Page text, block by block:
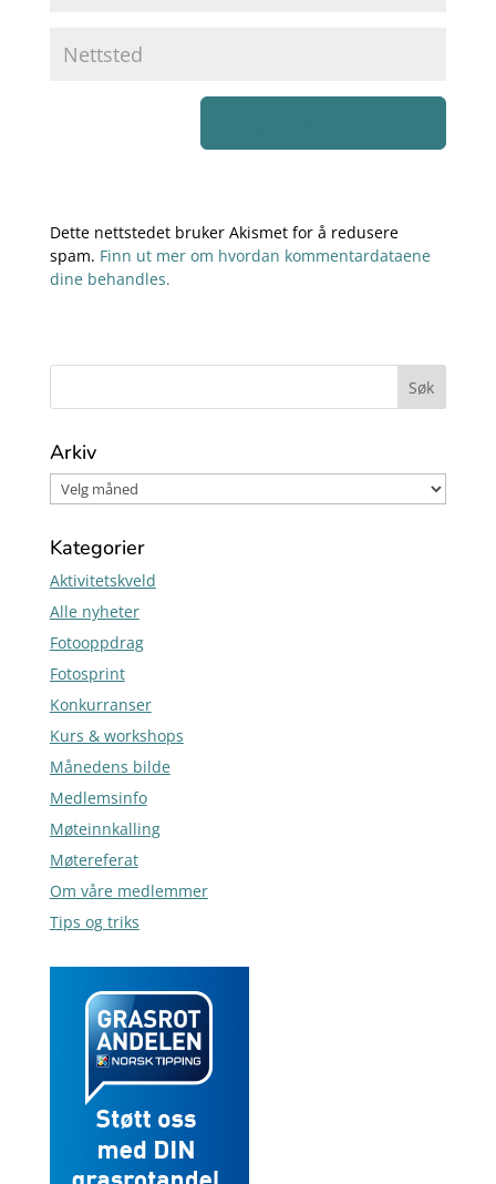
Dette nettstedet bruker Akismet for å redusere
spam. Finn ut mer om hvordan kommentardataene
dine behandles.
Arkiv
Kategorier
Aktivitetskveld
Alle nyheter
Fotooppdrag
Fotosprint
Konkurranser
Kurs & workshops
Månedens bilde
Medlemsinfo
Møteinnkalling
Møtereferat
Om våre medlemmer
Tips og triks